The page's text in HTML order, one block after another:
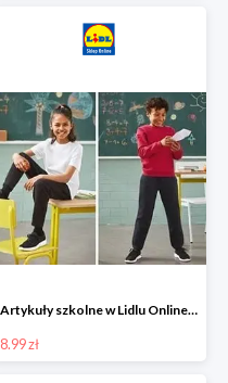
Artykuły szkolne w Lidlu Online od 8,99 zł
8.99 zł